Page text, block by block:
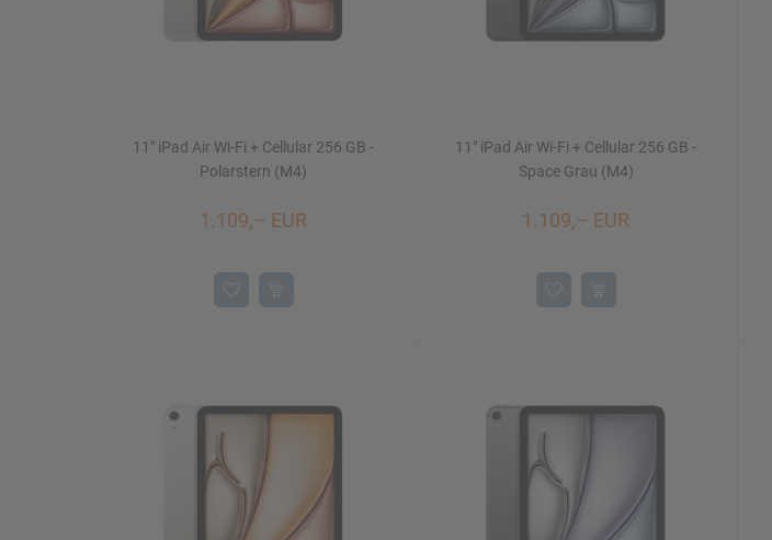
11" iPad Air Wi-Fi + Cellular 256 GB -
Polarstern (M4)
1.109,– EUR
11" iPad Air Wi-Fi + Cellular 256 GB -
Space Grau (M4)
1.109,– EUR